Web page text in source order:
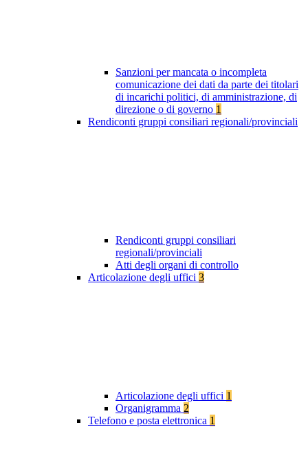
Sanzioni per mancata o incompleta
comunicazione dei dati da parte dei titolari
di incarichi politici, di amministrazione, di
direzione o di governo 1
Rendiconti gruppi consiliari regionali/provinciali
Rendiconti gruppi consiliari
regionali/provinciali
Atti degli organi di controllo
Articolazione degli uffici 3
Articolazione degli uffici 1
Organigramma 2
Telefono e posta elettronica 1